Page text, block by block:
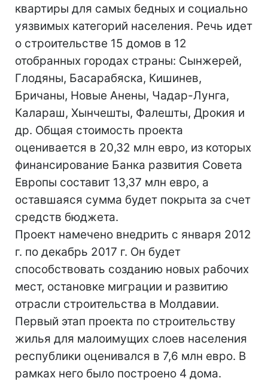
квартиры для самых бедных и социально
уязвимых категорий населения. Речь идет
о строительстве 15 домов в 12
отобранных городах страны: Сынжерей,
Глодяны, Басарабяска, Кишинев,
Бричаны, Новые Анены, Чадар-Лунга,
Калараш, Хынчешты, Фалешты, Дрокия и
др. Общая стоимость проекта
оценивается в 20,32 млн евро, из которых
финансирование Банка развития Совета
Европы составит 13,37 млн евро, а
оставшаяся сумма будет покрыта за счет
средств бюджета.
Проект намечено внедрить с января 2012
г. по декабрь 2017 г. Он будет
способствовать созданию новых рабочих
мест, остановке миграции и развитию
отрасли строительства в Молдавии.
Первый этап проекта по строительству
жилья для малоимущих слоев населения
республики оценивался в 7,6 млн евро. В
рамках него было построено 4 дома.